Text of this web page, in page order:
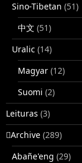
Sino-Tibetan (51)
中文 (51)
Uralic (14)
Magyar (12)
Suomi (2)
Leituras (3)
􏿽Archive (289)
Abañe'eng (29)